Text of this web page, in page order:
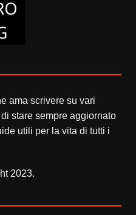
ama scrivere su vari
stare sempre aggiornato
utili per la vita di tutti i
2023.